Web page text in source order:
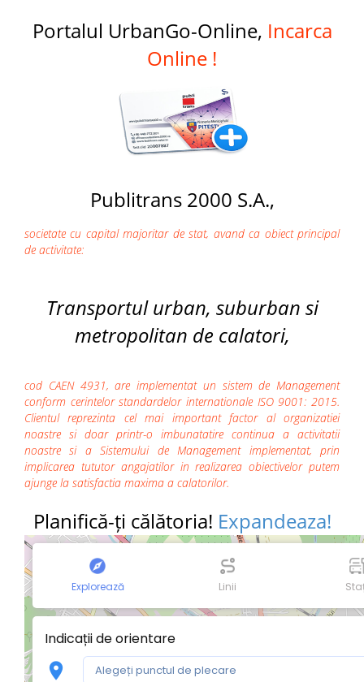
Portalul UrbanGo-Online, Incarca
Online !
Publitrans 2000 S.A.,
societate cu capital majoritar de stat, avand ca obiect principal
de activitate:
Transportul urban, suburban si
metropolitan de calatori,
cod CAEN 4931, are implementat un sistem de Management
conform cerintelor standardelor internationale ISO 9001: 2015.
Clientul reprezinta cel mai important factor al organizatiei
noastre si doar printr-o imbunatatire continua a activitatii
noastre si a Sistemului de Management implementat, prin
implicarea tututor angajatilor in realizarea obiectivelor putem
ajunge la satisfactia maxima a calatorilor.
Planifică-ți călătoria! Expandeaza!